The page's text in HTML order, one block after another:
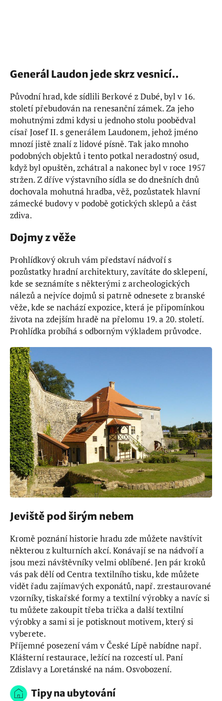
Generál Laudon jede skrz vesnicí..
Původní hrad, kde sídlili Berkové z Dubé, byl v 16.
století přebudován na renesanční zámek. Za jeho
mohutnými zdmi kdysi u jednoho stolu poobědval
císař Josef II. s generálem Laudonem, jehož jméno
mnozí jistě znalí z lidové písně. Tak jako mnoho
podobných objektů i tento potkal neradostný osud,
když byl opuštěn, zchátral a nakonec byl v roce 1957
stržen. Z dříve výstavního sídla se do dnešních dnů
dochovala mohutná hradba, věž, pozůstatek hlavní
zámecké budovy v podobě gotických sklepů a část
zdiva.
Dojmy z věže
Prohlídkový okruh vám představí nádvoří s
pozůstatky hradní architektury, zavítáte do sklepení,
kde se seznámíte s některými z archeologických
nálezů a nejvíce dojmů si patrně odnesete z branské
věže, kde se nachází expozice, která je připomínkou
života na zdejším hradě na přelomu 19. a 20. století.
Prohlídka probíhá s odborným výkladem průvodce.
Jeviště pod širým nebem
Kromě poznání historie hradu zde můžete navštívit
některou z kulturních akcí. Konávají se na nádvoří a
jsou mezi návštěvníky velmi oblíbené. Jen pár kroků
vás pak dělí od Centra textilního tisku, kde můžete
vidět řadu zajímavých exponátů, např. zrestaurované
vzorníky, tiskařské formy a textilní výrobky a navíc si
tu můžete zakoupit třeba trička a další textilní
výrobky a sami si je potisknout motivem, který si
vyberete.
Příjemné posezení vám v České Lípě nabídne např.
Klášterní restaurace, ležící na rozcestí ul. Paní
Zdislavy a Loretánské na nám. Osvobození.
Tipy na ubytování